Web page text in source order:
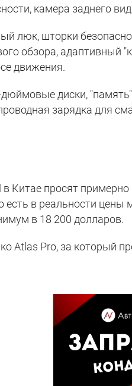
камера заднего
люк, шторки
обзора, адаптивный
движения.
диски, "память"
зарядка для
в Китае просят
в реальности цены
в 18 200 долларов.
Atlas Pro, за который